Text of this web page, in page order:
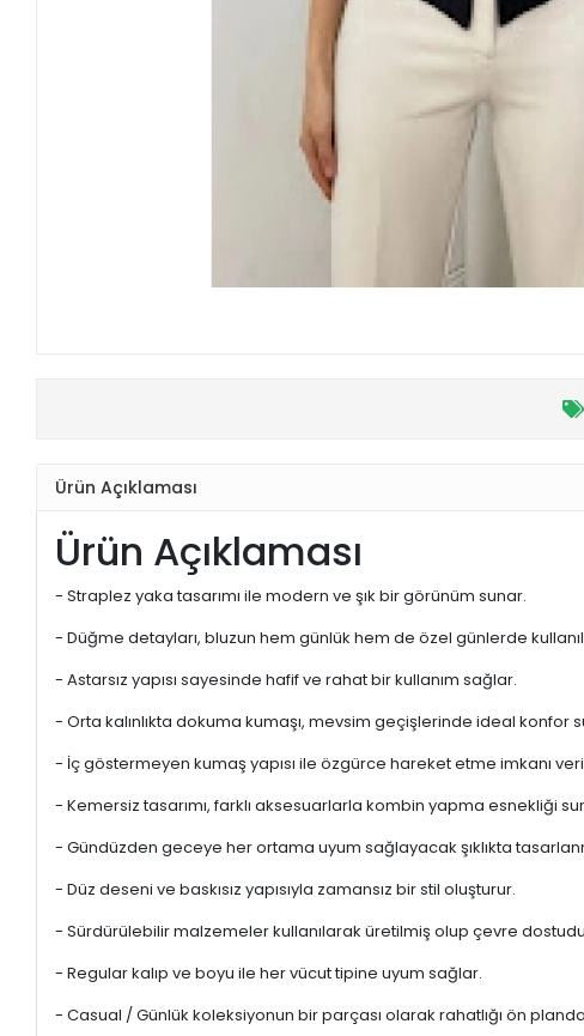
Ürün Açıklaması
Ürün Açıklaması
- Straplez yaka tasarımı ile modern ve şık bir görünüm sunar.
- Düğme detayları, bluzun hem günlük hem de özel günlerde
- Astarsız yapısı sayesinde hafif ve rahat bir kullanım sağlar.
- Orta kalınlıkta dokuma kumaşı, mevsim geçişlerinde ideal konfor
- İç göstermeyen kumaş yapısı ile özgürce hareket etme imkanı
- Kemersiz tasarımı, farklı aksesuarlarla kombin yapma esnekliği
- Gündüzden geceye her ortama uyum sağlayacak şıklıkta
- Düz deseni ve baskısız yapısıyla zamansız bir stil oluşturur.
- Sürdürülebilir malzemeler kullanılarak üretilmiş olup çevre
- Regular kalıp ve boyu ile her vücut tipine uyum sağlar.
- Casual / Günlük koleksiyonun bir parçası olarak rahatlığı ön